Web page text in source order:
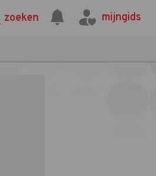
zoeken mijngids